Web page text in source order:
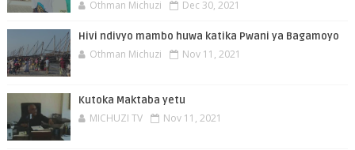
Othman Michuzi Dec 30, 2021
Hivi ndivyo mambo huwa katika Pwani ya Bagamoyo
Othman Michuzi Nov 11, 2021
Kutoka Maktaba yetu
MICHUZI TV Nov 11, 2021